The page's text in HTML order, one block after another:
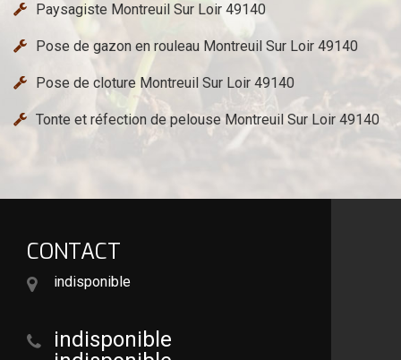
Paysagiste Montreuil Sur Loir 49140
Pose de gazon en rouleau Montreuil Sur Loir 49140
Pose de cloture Montreuil Sur Loir 49140
Tonte et réfection de pelouse Montreuil Sur Loir 49140
CONTACT
indisponible
indisponible